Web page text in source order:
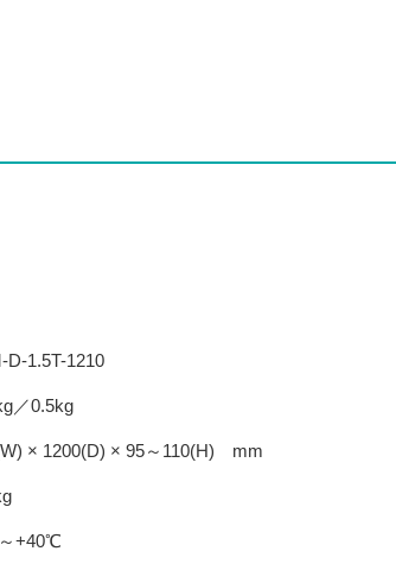
D-1.5T-1210
／0.5kg
× 1200(D) × 95～110(H) mm
+40℃